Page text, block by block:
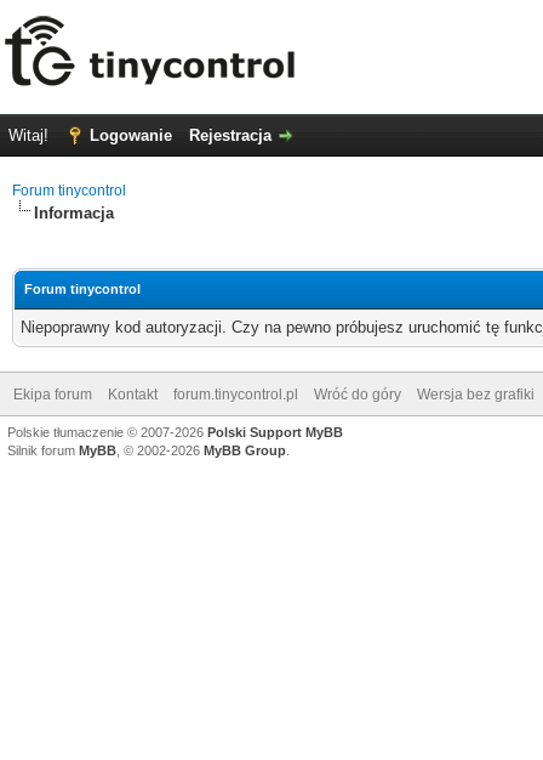
Witaj! Logowanie Rejestracja
Forum tinycontrol
Informacja
Forum tinycontrol
Niepoprawny kod autoryzacji. Czy na pewno próbujesz uruchomić tę
Ekipa forum Kontakt forum.tinycontrol.pl Wróć do góry Wersja bez grafiki
Polskie tłumaczenie © 2007-2026 Polski Support MyBB
Silnik forum MyBB , © 2002-2026 MyBB Group